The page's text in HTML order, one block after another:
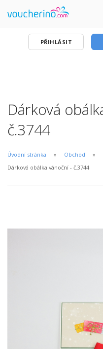
PŘIHLÁSIT
Dárková
č.3744
Úvodní stránka Obchod
Dárková obálka vánoční - č.3744